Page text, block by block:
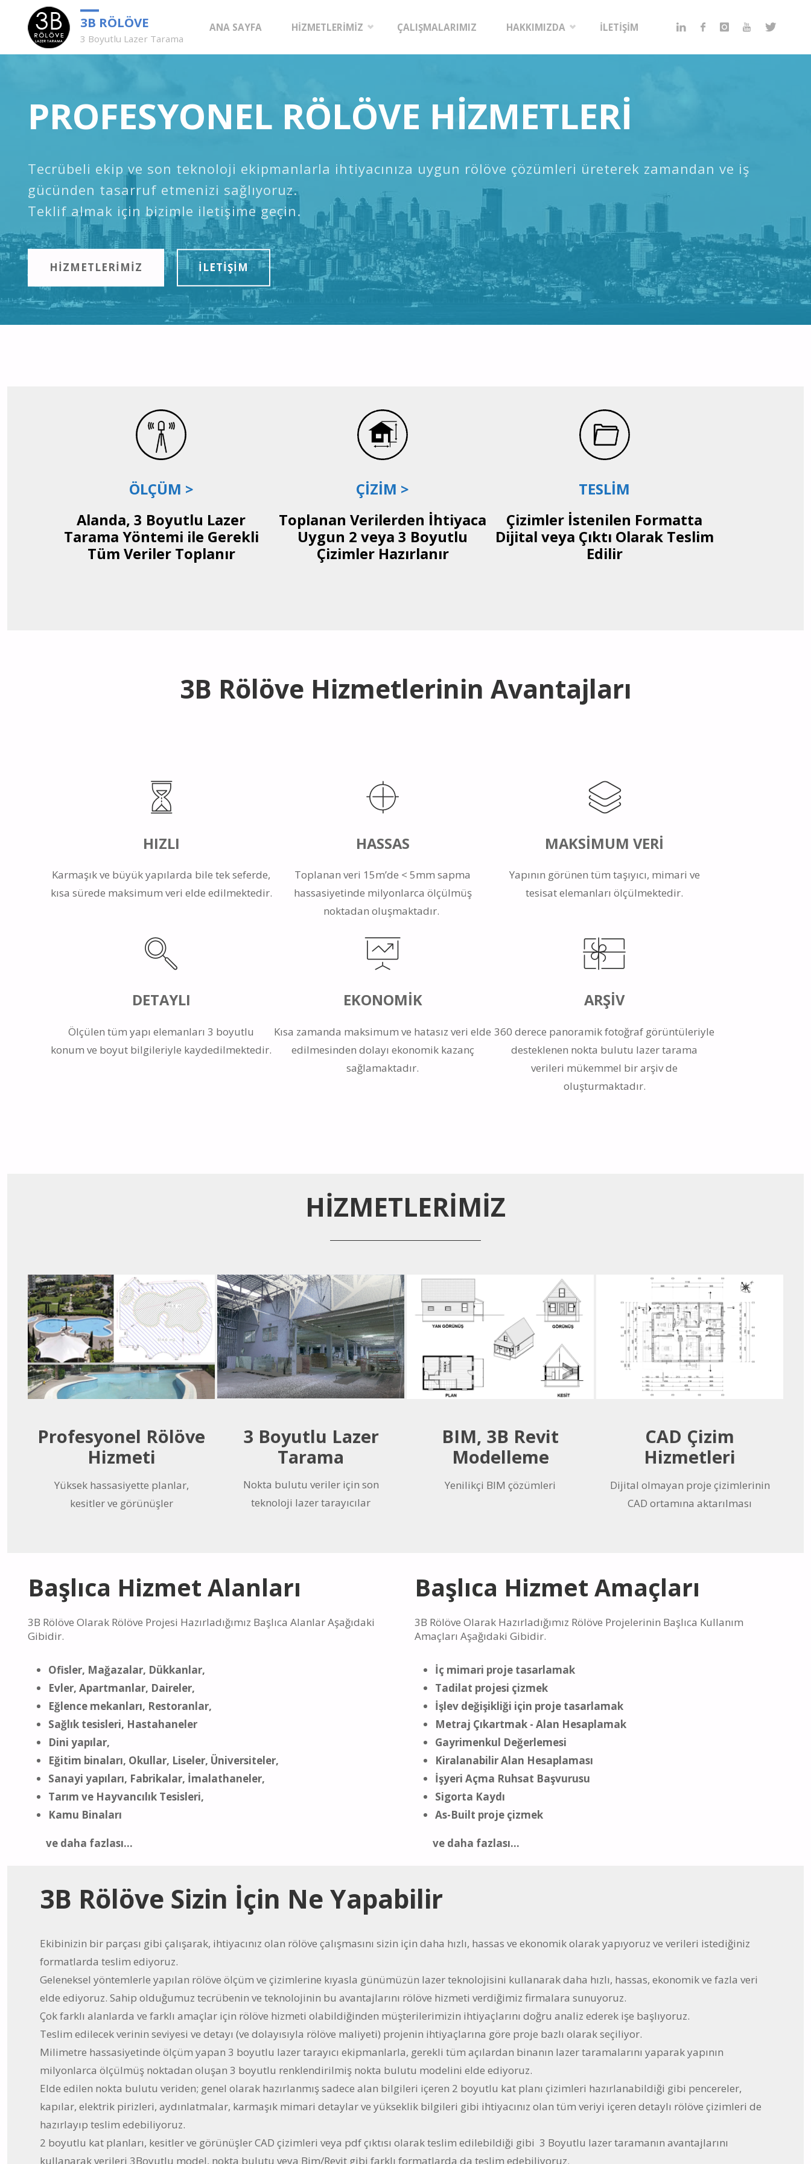
3B RÖLÖVE
3 Boyutlu Lazer Tarama
to
ANA SAYFA HİZMETLERİMİZ ÇALIŞMALARIMIZ HAKKIMIZDA İLETİŞİM
PROFESYONEL RÖLÖVE HİZMETLERİ
Tecrübeli ekip ve son teknoloji ekipmanlarla ihtiyacınıza uygun rölöve çözümleri üreterek zamandan ve iş
gücünden tasarruf etmenizi sağlıyoruz.
Teklif almak için bizimle iletişime geçin.
HİZMETLERİMİZ İLETİŞİM
ÖLÇÜM >
Alanda, 3 Boyutlu Lazer
Tarama Yöntemi ile Gerekli
Tüm Veriler Toplanır
ÇİZİM >
Toplanan Verilerden İhtiyaca
Uygun 2 veya 3 Boyutlu
Çizimler Hazırlanır
TESLİM
Çizimler İstenilen Formatta
Dijital veya Çıktı Olarak Teslim
Edilir
3B Rölöve Hizmetlerinin Avantajları
HIZLI
Karmaşık ve büyük yapılarda bile tek seferde,
kısa sürede maksimum veri elde edilmektedir.
HASSAS
Toplanan veri 15m’de < 5mm sapma
hassasiyetinde milyonlarca ölçülmüş
noktadan oluşmaktadır.
MAKSİMUM VERİ
Yapının görünen tüm taşıyıcı, mimari ve
tesisat elemanları ölçülmektedir.
DETAYLI
Ölçülen tüm yapı elemanları 3 boyutlu
konum ve boyut bilgileriyle kaydedilmektedir.
EKONOMİK
Kısa zamanda maksimum ve hatasız veri elde
edilmesinden dolayı ekonomik kazanç
sağlamaktadır.
ARŞİV
360 derece panoramik fotoğraf görüntüleriyle
desteklenen nokta bulutu lazer tarama
verileri mükemmel bir arşiv de
oluşturmaktadır.
HİZMETLERİMİZ
Profesyonel Rölöve
Hizmeti
Yüksek hassasiyette planlar,
kesitler ve görünüşler
3 Boyutlu Lazer
Tarama
Nokta bulutu veriler için son
teknoloji lazer tarayıcılar
BIM, 3B Revit
Modelleme
Yenilikçi BIM çözümleri
CAD Çizim
Hizmetleri
Dijital olmayan proje çizimlerinin
CAD ortamına aktarılması
Başlıca Hizmet Alanları
3B Rölöve Olarak Rölöve Projesi Hazırladığımız Başlıca Alanlar Aşağıdaki
Gibidir.
Ofisler, Mağazalar, Dükkanlar,
Evler, Apartmanlar, Daireler,
Eğlence mekanları, Restoranlar,
Sağlık tesisleri, Hastahaneler
Dini yapılar,
Eğitim binaları, Okullar, Liseler, Üniversiteler,
Sanayi yapıları, Fabrikalar, İmalathaneler,
Tarım ve Hayvancılık Tesisleri,
Kamu Binaları
ve daha fazlası...
Başlıca Hizmet Amaçları
3B Rölöve Olarak Hazırladığımız Rölöve Projelerinin Başlıca Kullanım
Amaçları Aşağıdaki Gibidir.
İç mimari proje tasarlamak
Tadilat projesi çizmek
İşlev değişikliği için proje tasarlamak
Metraj Çıkartmak - Alan Hesaplamak
Gayrimenkul Değerlemesi
Kiralanabilir Alan Hesaplaması
İşyeri Açma Ruhsat Başvurusu
Sigorta Kaydı
As-Built proje çizmek
ve daha fazlası...
3B Rölöve Sizin İçin Ne Yapabilir
Ekibinizin bir parçası gibi çalışarak, ihtiyacınız olan rölöve çalışmasını sizin için daha hızlı, hassas ve ekonomik olarak yapıyoruz ve verileri istediğiniz
formatlarda teslim ediyoruz.
Geleneksel yöntemlerle yapılan rölöve ölçüm ve çizimlerine kıyasla günümüzün lazer teknolojisini kullanarak daha hızlı, hassas, ekonomik ve fazla veri
elde ediyoruz. Sahip olduğumuz tecrübenin ve teknolojinin bu avantajlarını rölöve hizmeti verdiğimiz firmalara sunuyoruz.
Çok farklı alanlarda ve farklı amaçlar için rölöve hizmeti olabildiğinden müşterilerimizin ihtiyaçlarını doğru analiz ederek işe başlıyoruz.
Teslim edilecek verinin seviyesi ve detayı (ve dolayısıyla rölöve maliyeti) projenin ihtiyaçlarına göre proje bazlı olarak seçiliyor.
Milimetre hassasiyetinde ölçüm yapan 3 boyutlu lazer tarayıcı ekipmanlarla, gerekli tüm açılardan binanın lazer taramalarını yaparak yapının
milyonlarca ölçülmüş noktadan oluşan 3 boyutlu renklendirilmiş nokta bulutu modelini elde ediyoruz.
Elde edilen nokta bulutu veriden; genel olarak hazırlanmış sadece alan bilgileri içeren 2 boyutlu kat planı çizimleri hazırlanabildiği gibi pencereler,
kapılar, elektrik pirizleri, aydınlatmalar, karmaşık mimari detaylar ve yükseklik bilgileri gibi ihtiyacınız olan tüm veriyi içeren detaylı rölöve çizimleri de
hazırlayıp teslim edebiliyoruz.
2 boyutlu kat planları, kesitler ve görünüşler CAD çizimleri veya pdf çıktısı olarak teslim edilebildiği gibi 3 Boyutlu lazer taramanın avantajlarını
kullanarak verileri 3Boyutlu model, nokta bulutu veya Bim/Revit gibi farklı formatlarda da teslim edebiliyoruz.